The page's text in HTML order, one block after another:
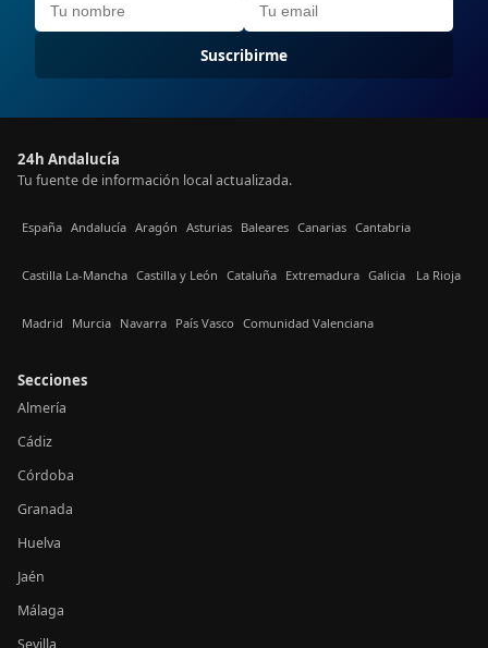
Suscribirme
24h Andalucía
Tu fuente de información local actualizada.
España Andalucía Aragón Asturias Baleares Canarias Cantabria
Castilla La-Mancha Castilla y León Cataluña Extremadura Galicia La Rioja
Madrid Murcia Navarra País Vasco Comunidad Valenciana
Secciones
Almería
Cádiz
Córdoba
Granada
Huelva
Jaén
Málaga
Sevilla